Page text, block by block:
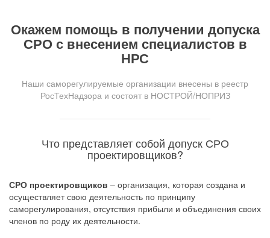
Окажем помощь в получении допуска
СРО с внесением специалистов в
НРС
Наши саморегулируемые организации внесены в реестр
РосТехНадзора и состоят в НОСТРОЙ/НОПРИЗ
Что представляет собой допуск СРО
проектировщиков?
СРО проектировщиков – организация, которая создана и
осуществляет свою деятельность по принципу
саморегулирования, отсутствия прибыли и объединения своих
членов по роду их деятельности.